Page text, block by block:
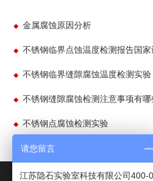
金属腐蚀原因分析
不锈钢临界点蚀温度检测报告国
不锈钢临界缝隙腐蚀温度检测实验
不锈钢缝隙腐蚀检测注意事项有哪
不锈钢点腐蚀检测实验
请您留言
江苏隐石实验室科技有限公司400-0